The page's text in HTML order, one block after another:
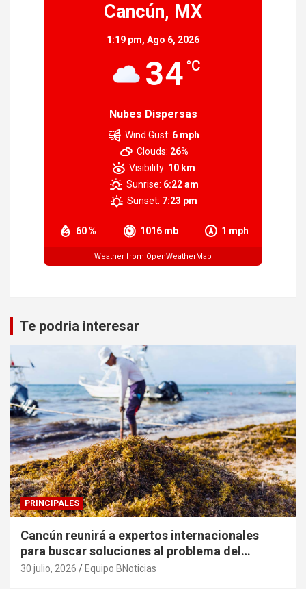
Cancún, MX
1:19 pm, Ago 6, 2026
34 °C
Nubes Dispersas
60 % 1016 mb 1 mph
Wind Gust: 6 mph
Clouds: 26%
Visibility: 10 km
Sunrise: 6:22 am
Sunset: 7:23 pm
Weather from OpenWeatherMap
Te podria interesar
PRINCIPALES
Cancún reunirá a expertos internacionales
para buscar soluciones al problema del
sargazo
30 julio, 2026 Equipo BNoticias